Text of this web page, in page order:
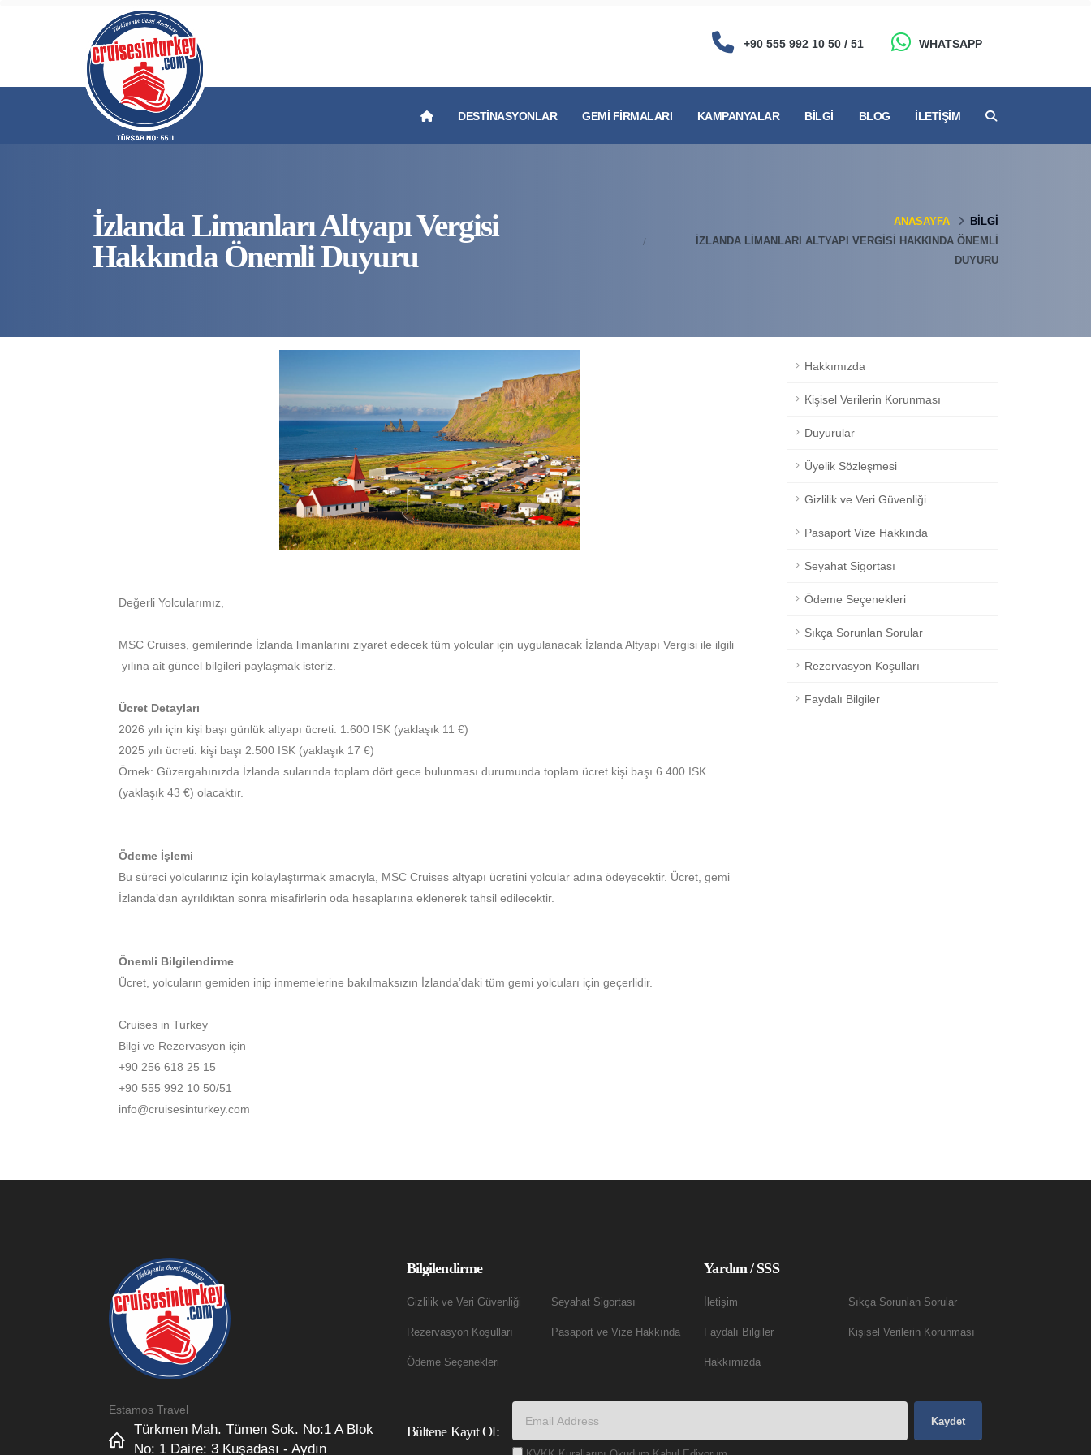
+90 555 992 10 50 / 51 WHATSAPP
DESTINASYONLAR GEMI FIRMALARI KAMPANYALAR BILGI BLOG İLETIŞIM
İzlanda Limanları Altyapı Vergisi
Hakkında Önemli Duyuru
ANASAYFA
BILGI
İZLANDA LIMANLARI ALTYAPI VERGISI HAKKINDA ÖNEMLI
DUYURU
Değerli Yolcularımız,
MSC Cruises, gemilerinde İzlanda limanlarını ziyaret edecek tüm yolcular için uygulanacak İzlanda Altyapı Vergisi ile ilgili
yılına ait güncel bilgileri paylaşmak isteriz.
Ücret Detayları
2026 yılı için kişi başı günlük altyapı ücreti: 1.600 ISK (yaklaşık 11 €)
2025 yılı ücreti: kişi başı 2.500 ISK (yaklaşık 17 €)
Örnek: Güzergahınızda İzlanda sularında toplam dört gece bulunması durumunda toplam ücret kişi başı 6.400 ISK
(yaklaşık 43 €) olacaktır.
Ödeme İşlemi
Bu süreci yolcularınız için kolaylaştırmak amacıyla, MSC Cruises altyapı ücretini yolcular adına ödeyecektir. Ücret, gemi
İzlanda’dan ayrıldıktan sonra misafirlerin oda hesaplarına eklenerek tahsil edilecektir.
Önemli Bilgilendirme
Ücret, yolcuların gemiden inip inmemelerine bakılmaksızın İzlanda’daki tüm gemi yolcuları için geçerlidir.
Cruises in Turkey
Bilgi ve Rezervasyon için
+90 256 618 25 15
+90 555 992 10 50/51
info@cruisesinturkey.com
Hakkımızda
Kişisel Verilerin Korunması
Duyurular
Üyelik Sözleşmesi
Gizlilik ve Veri Güvenliği
Pasaport Vize Hakkında
Seyahat Sigortası
Ödeme Seçenekleri
Sıkça Sorunlan Sorular
Rezervasyon Koşulları
Faydalı Bilgiler
Estamos Travel
Türkmen Mah. Tümen Sok. No:1 A Blok
No: 1 Daire: 3 Kuşadası - Aydın
Bilgilendirme
Gizlilik ve Veri Güvenliği
Rezervasyon Koşulları
Ödeme Seçenekleri
Seyahat Sigortası
Pasaport ve Vize Hakkında
Yardım / SSS
İletişim
Faydalı Bilgiler
Hakkımızda
Sıkça Sorunlan Sorular
Kişisel Verilerin Korunması
Bültene Kayıt Ol:
Kaydet